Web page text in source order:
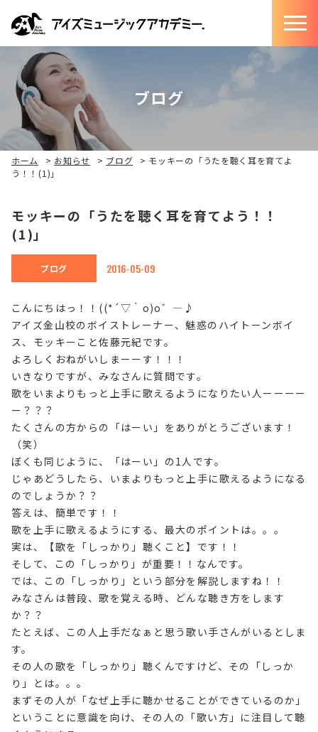
ブログ
ホーム > お知らせ > ブログ > モッキーの「うたを聴く耳を育てよ
う！！(1)」
モッキーの「うたを聴く耳を育てよう！！
(1)」
ブログ 2016-05-09
こんにちはっ！！((*´▽｀o)o゛―♪
アイズ金山校のボイストレーナー、魅惑のハイトーンボイ
ス、モッキーこと佐藤元紀です。
よろしくおねがいしまーーす！！！
いきなりですが、みなさんに質問です。
歌をいまよりもっと上手に歌えるようになりたい人ーーーー
ー？？？
たくさんの方からの「はーい」をありがとうございます！
（笑）
ぼくも同じように、「はーい」の1人です。
じゃあどうしたら、いまよりもっと上手に歌えるようになる
のでしょうか？？
答えは、簡単です！！
歌を上手に歌えるようにする、最大のポイントは。。。
実は、【歌を「しっかり」聴くこと】です！！
そして、この「しっかり」が重要！！なんです。
では、この「しっかり」という部分を解説しますね！！
みなさんは普段、歌を覚える時、どんな聴き方をします
か？？
たとえば、この人上手だなぁと思う歌い手さんがいるとしま
す。
その人の歌を「しっかり」聴くんですけど、その「しっか
り」とは。。。
まずその人が「なぜ上手に聴かせることができているのか」
ということに意識を向け、その人の「歌い方」に注目して聴